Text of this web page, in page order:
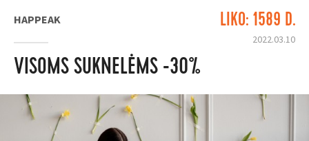
HAPPEAK LIKO: 1589 D.
2022.03.10
VISOMS SUKNELĖMS -30%